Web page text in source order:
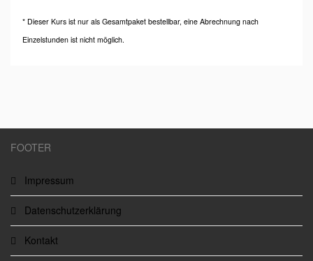
* Dieser Kurs ist nur als Gesamtpaket bestellbar, eine Abrechnung nach
Einzelstunden ist nicht möglich.
FOOTER
Impressum
Datenschutzerklärung
Kontakt